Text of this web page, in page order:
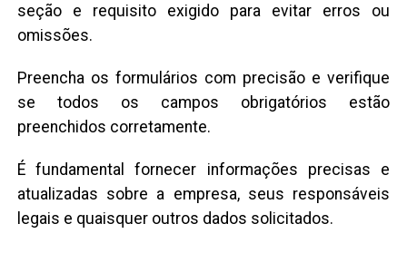
seção e requisito exigido para evitar erros ou
omissões.
Preencha os formulários com precisão e verifique
se todos os campos obrigatórios estão
preenchidos corretamente.
É fundamental fornecer informações precisas e
atualizadas sobre a empresa, seus responsáveis
legais e quaisquer outros dados solicitados.